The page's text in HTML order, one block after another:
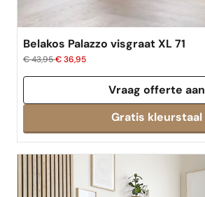
Belakos Palazzo visgraat XL 71
€ 43,95€ 36,95
Vraag offerte aan
Gratis kleurstaal